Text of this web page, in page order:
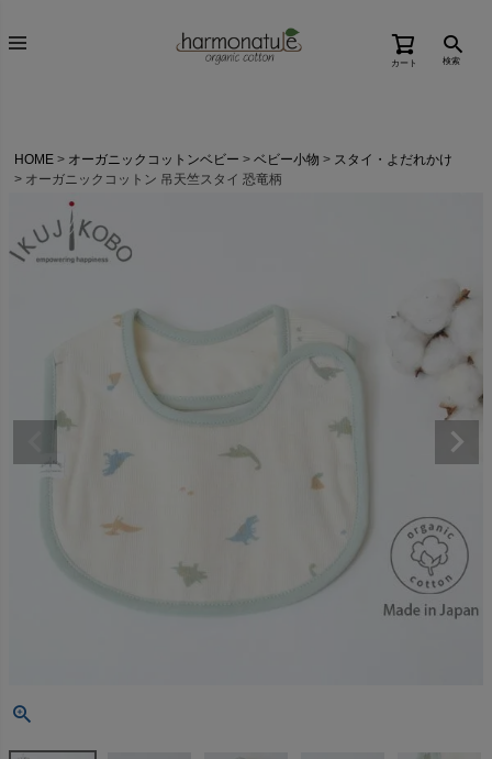
カート 検索
HOME オーガニックコットンベビー ベビー小物
スタイ・よだれかけ
オーガニックコットン 吊天竺スタイ 恐竜柄